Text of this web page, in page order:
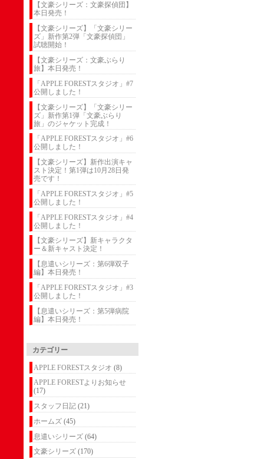
【文豪シリーズ：文豪探偵団】
本日発売！
【文豪シリーズ】「文豪シリー
ズ」新作第2弾「文豪探偵団」
試聴開始！
【文豪シリーズ：文豪ぶらり
旅】本日発売！
「APPLE FORESTスタジオ」#7
公開しました！
【文豪シリーズ】「文豪シリー
ズ」新作第1弾「文豪ぶらり
旅」のジャケット完成！
「APPLE FORESTスタジオ」#6
公開しました！
【文豪シリーズ】新作出演キャ
スト決定！第1弾は10月28日発
売です！
「APPLE FORESTスタジオ」#5
公開しました！
「APPLE FORESTスタジオ」#4
公開しました！
【文豪シリーズ】新キャラクタ
ー＆新キャスト決定！
【息遣いシリーズ：第6弾双子
編】本日発売！
「APPLE FORESTスタジオ」#3
公開しました！
【息遣いシリーズ：第5弾病院
編】本日発売！
カテゴリー
APPLE FORESTスタジオ (8)
APPLE FORESTよりお知らせ
(17)
スタッフ日記 (21)
ホームズ (45)
息遣いシリーズ (64)
文豪シリーズ (170)